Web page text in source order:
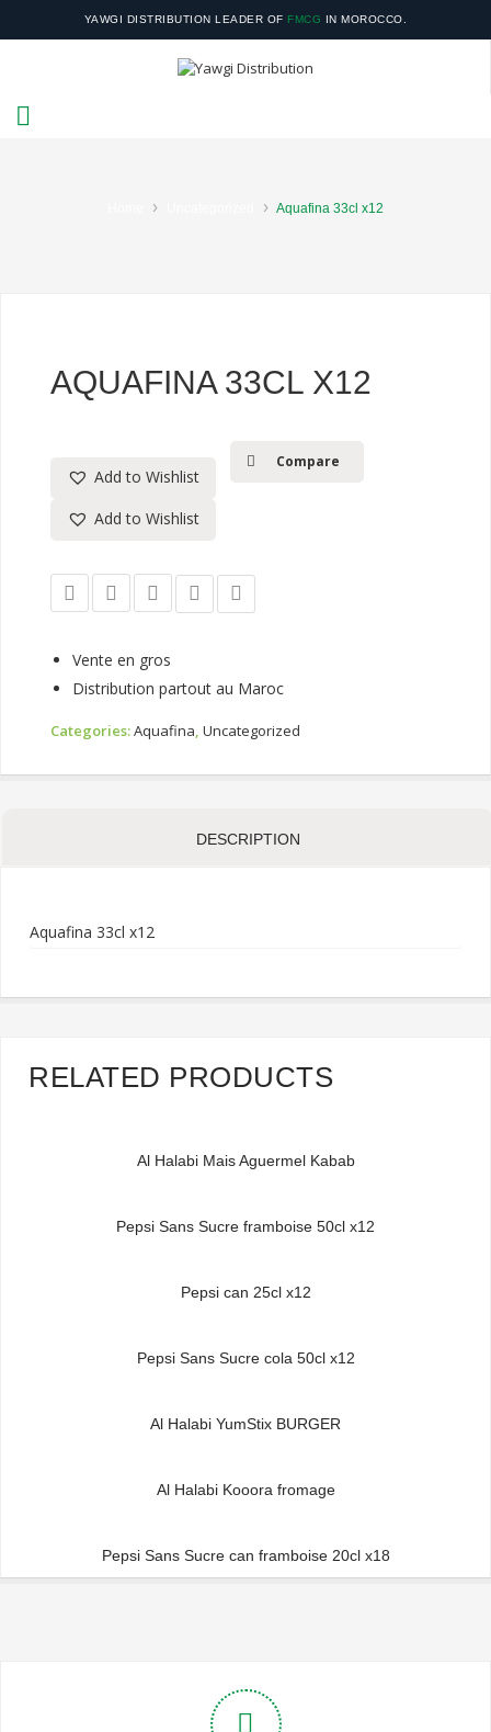
YAWGI DISTRIBUTION LEADER OF FMCG IN MOROCCO.
YOUR SATISFACTION IS OUR RESPONSIBILITY.
› › Aquafina 33cl x12
AQUAFINA 33CL X12
Add to Wishlist
Compare
Add to Wishlist
Vente en gros
Distribution partout au Maroc
Categories:Aquafina, Uncategorized
DESCRIPTION
Aquafina 33cl x12
RELATED PRODUCTS
Al Halabi Mais Aguermel Kabab
Pepsi Sans Sucre framboise 50cl x12
Pepsi can 25cl x12
Pepsi Sans Sucre cola 50cl x12
Al Halabi YumStix BURGER
Al Halabi Kooora fromage
Pepsi Sans Sucre can framboise 20cl x18